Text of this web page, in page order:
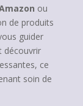
ou
de produits
guider
découvrir
ce
soin de